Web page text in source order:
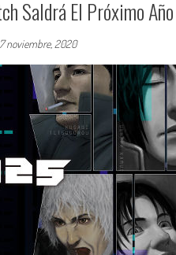
Saldrá El Próximo Año
7 noviembre, 2020